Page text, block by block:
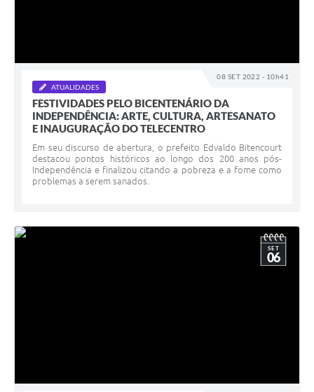
08 SET 2022 - 10h41
ATUALIDADES
FESTIVIDADES PELO BICENTENÁRIO DA
INDEPENDÊNCIA: ARTE, CULTURA, ARTESANATO
E INAUGURAÇÃO DO TELECENTRO
Em seu discurso de abertura, o prefeito Edvaldo Bitencourt
destacou pontos históricos ao longo dos 200 anos pós-
Independência e finalizou citando a pobreza e a fome como
problemas a serem sanados.
SET
06